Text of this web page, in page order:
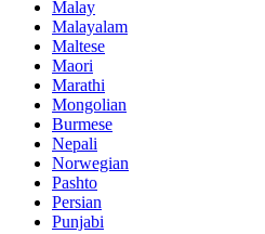
Malay
Malayalam
Maltese
Maori
Marathi
Mongolian
Burmese
Nepali
Norwegian
Pashto
Persian
Punjabi